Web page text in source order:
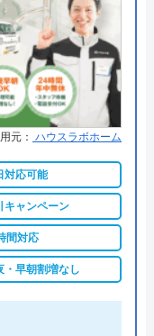
モバイル、後払
カード
500万件の修理交
品保証10年(最
HPでご確認ください
由
切な工事ができ
です。
元： ハウスラボホーム
対応可能
キャンペーン
間対応
・早朝割増なし